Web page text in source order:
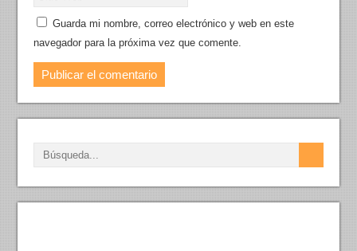
Guarda mi nombre, correo electrónico y web en este
navegador para la próxima vez que comente.